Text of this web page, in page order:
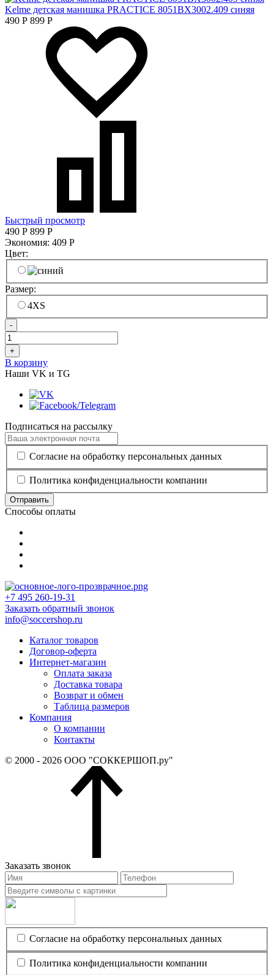
Kelme детская манишка PRACTICE 8051BX3002.409 синяя
490 Р 899 Р
Быстрый просмотр
490 Р 899 Р
Экономия: 409 Р
Цвет:
Размер:
4XS
-
+
В корзину
Наши VK и TG
Подписаться на рассылку
Согласие на обработку персональных данных
Политика конфиденциальности компании
Отправить
Способы оплаты
+7 495 260-19-31
Заказать обратный звонок
info@soccershop.ru
Каталог товаров
Договор-оферта
Интернет-магазин
Оплата заказа
Доставка товара
Возврат и обмен
Таблица размеров
Компания
О компании
Контакты
© 2000 - 2026 ООО "СОККЕРШОП.ру"
Заказать звонок
Согласие на обработку персональных данных
Политика конфиденциальности компании